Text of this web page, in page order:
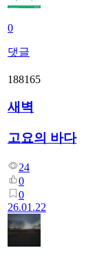
0
댓글
188165
새벽
고요의 바다
24
0
0
26.01.22